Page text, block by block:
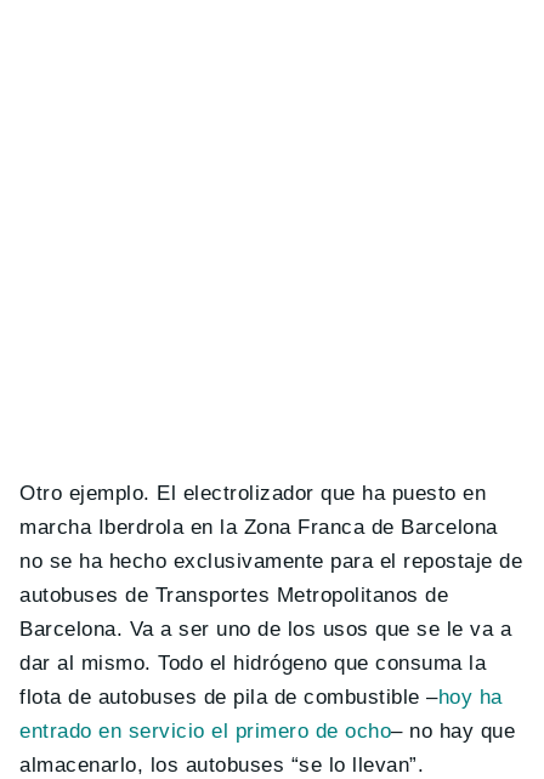
Otro ejemplo. El electrolizador que ha puesto en
marcha Iberdrola en la Zona Franca de Barcelona
no se ha hecho exclusivamente para el repostaje de
autobuses de Transportes Metropolitanos de
Barcelona. Va a ser uno de los usos que se le va a
dar al mismo. Todo el hidrógeno que consuma la
flota de autobuses de pila de combustible –hoy ha
entrado en servicio el primero de ocho– no hay que
almacenarlo, los autobuses “se lo llevan”.